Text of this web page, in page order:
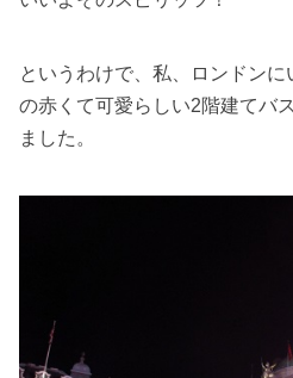
というわけで、私、ロンドン
の赤くて可愛らしい2階建てバ
ました。